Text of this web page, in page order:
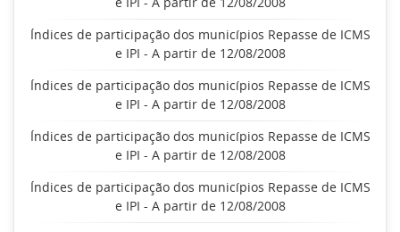
Índices de participação dos municípios Repasse de ICMS
e IPI - A partir de 12/08/2008
Índices de participação dos municípios Repasse de ICMS
e IPI - A partir de 12/08/2008
Índices de participação dos municípios Repasse de ICMS
e IPI - A partir de 12/08/2008
Índices de participação dos municípios Repasse de ICMS
e IPI - A partir de 12/08/2008